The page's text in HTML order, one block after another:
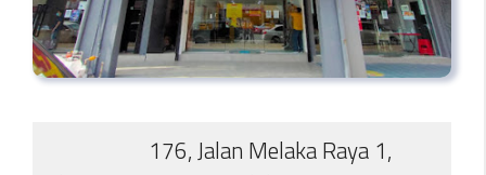
176, Jalan Melaka Raya 1,